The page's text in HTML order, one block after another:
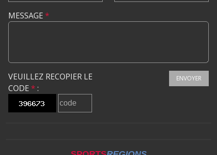
MESSAGE *
VEUILLEZ RECOPIER LE
CODE * :
ENVOYER